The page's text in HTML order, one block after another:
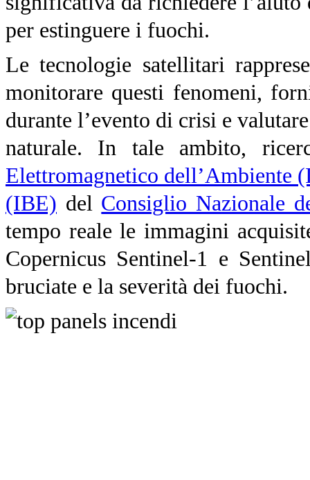
per estinguere i fuochi.
Le tecnologie satellitari
monitorare questi fenomeni,
durante l’evento di crisi e
naturale. In tale ambito,
Elettromagnetico dell’Ambiente
(IBE) del Consiglio Nazionale
tempo reale le immagini
Copernicus Sentinel-1 e
bruciate e la severità dei fuochi.